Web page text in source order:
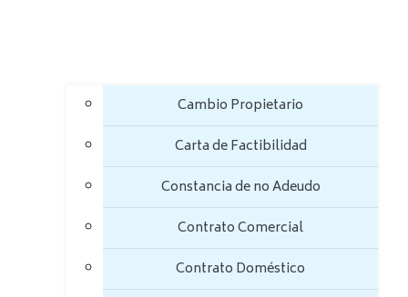
Cambio Propietario
Carta de Factibilidad
Constancia de no Adeudo
Contrato Comercial
Contrato Doméstico